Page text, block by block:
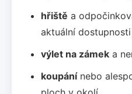
hřiště a
aktuální
výlet na zámek a
koupánínebo